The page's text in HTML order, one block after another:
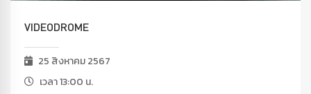
VIDEODROME
25 สิงหาคม 2567
เวลา 13:00 น.